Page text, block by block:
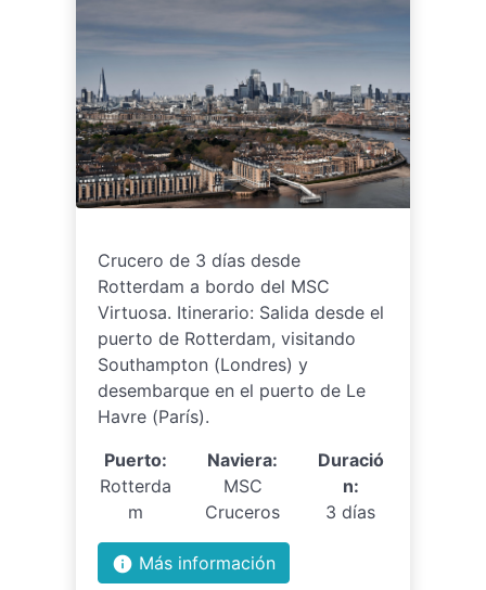
Crucero de 3 días desde
Rotterdam a bordo del MSC
Virtuosa. Itinerario: Salida desde el
puerto de Rotterdam, visitando
Southampton (Londres) y
desembarque en el puerto de Le
Havre (París).
Puerto:
Rotterda
m
Naviera:
MSC
Cruceros
Duració
n:
3 días
info Más información